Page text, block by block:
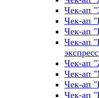
Чек-ап
Чек-ап
Чек-ап
Чек-ап
Чек-ап
Чек-ап
Чек-ап
Чек-ап